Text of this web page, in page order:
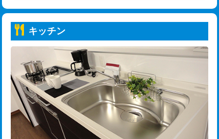
持込商品取付（普通便座⇔温水洗浄便
22,000円
給水管工事※（ホール加工)
給水管工事※（バンド止め) 3,300円
給水管工事※（支持金具設置) 5,500円
給水管工事※（保温材使用（バンド止
め込み）)
5,500円
給水管工事※（土の掘削・埋め戻し作
11,000円
トーラー機使用/3mまで
追加トーラー機使用/3m超え +3,300円
カメラ調査 33,000円
桝清掃 8,800円
止水・漏水調査・防水処理・清掃・修
理・調整・分解・加工など（軽作業）
11,000円
キッチン